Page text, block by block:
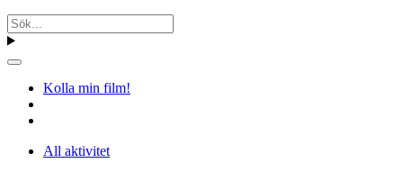
Kolla min film!
All aktivitet